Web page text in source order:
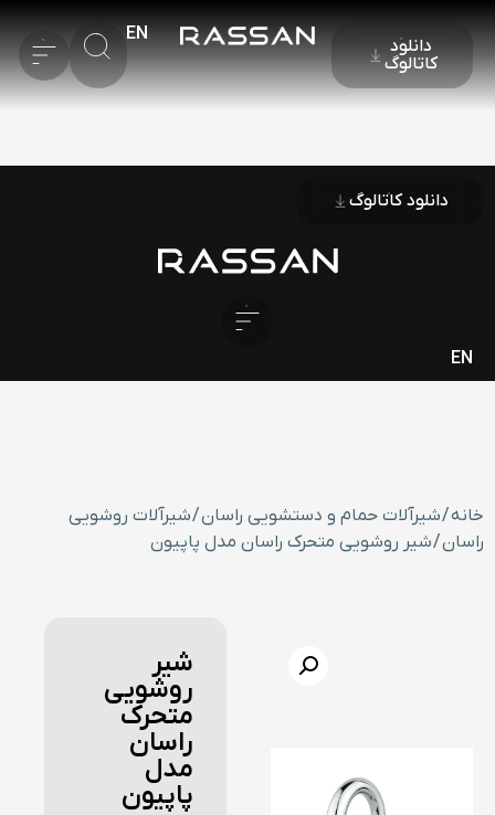
دانلود
کاتالوگ
EN
دانلود کاتالوگ
EN
خانه/شیرآلات حمام و دستشویی راسان/شیرآلات روشویی
راسان/ شیر روشویی متحرک راسان مدل پاپیون
شیر
روشویی
متحرک
راسان
مدل
پاپیون